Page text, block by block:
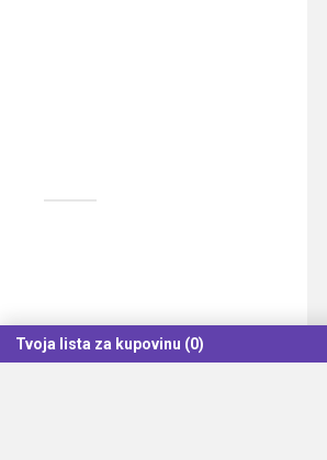
Tvoja lista za kupovinu (0)